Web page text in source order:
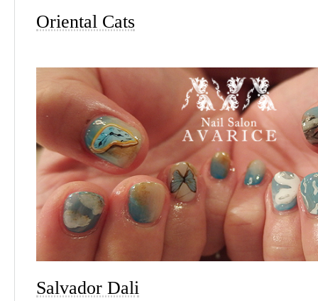
Oriental Cats
Salvador Dali